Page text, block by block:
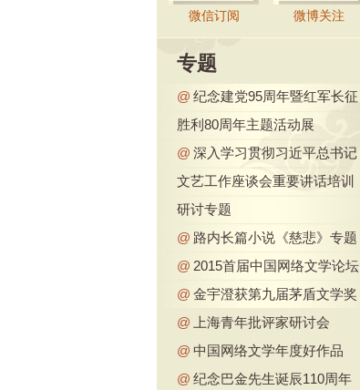
微信订阅 微博关注
专题
@ 纪念建党95周年暨红军长征
胜利80周年主题活动展
@ 深入学习贯彻习近平总书记
文艺工作座谈会重要讲话培训
研讨专题
@ 路内长篇小说《慈悲》专题
@ 2015首届中国网络文学论坛
@ 金宇澄获第九届茅盾文学奖
@
上海青年批评家研讨会
@ 中国网络文学年度好作品
@ 纪念巴金先生诞辰110周年